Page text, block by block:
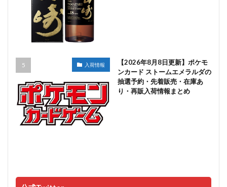
入荷情報
【2026年8月8日更新】ポケモ
ンカード ストームエメラルダの
抽選予約・先着販売・在庫あ
り・再販入荷情報まとめ